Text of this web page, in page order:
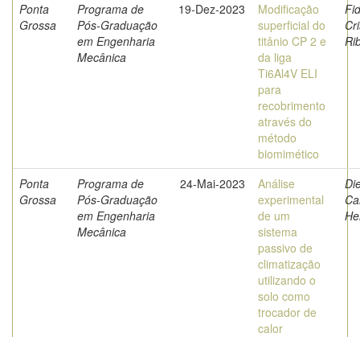
Ponta
Grossa
Programa de
Pós-Graduação
em Engenharia
Mecânica
19-Dez-2023
Modificação
superficial do
titânio CP 2 e
da liga
Ti6Al4V ELI
para
recobrimento
através do
método
biomimético
Ponta
Grossa
Programa de
Pós-Graduação
em Engenharia
Mecânica
24-Mai-2023
Análise
experimental
de um
sistema
passivo de
climatização
utilizando o
solo como
trocador de
calor